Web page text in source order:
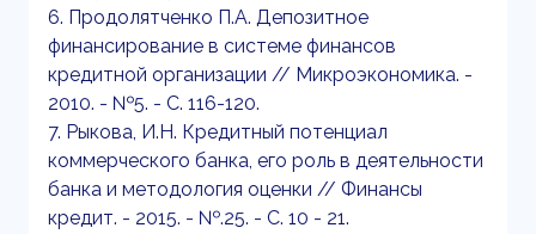
6. Продолятченко П.А. Депозитное
финансирование в системе финансов
кредитной организации // Микроэкономика. -
2010. - №5. - С. 116-120.
7. Рыкова, И.Н. Кредитный потенциал
коммерческого банка, его роль в деятельности
банка и методология оценки // Финансы
кредит. - 2015. - №.25. - С. 10 - 21.